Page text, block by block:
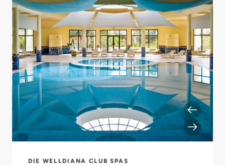
DIE WELLDIANA CLUB SPAS